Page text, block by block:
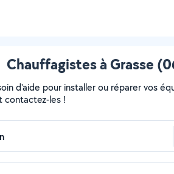
Chauffagistes à Grasse
d'aide pour installer ou réparer vos
contactez-les !